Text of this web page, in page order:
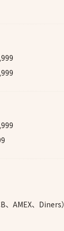
、AMEX、Diners）